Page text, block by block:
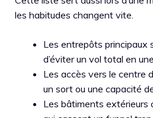
les habitudes changent vite.
Les entrepôts principaux
d’éviter un vol total en
Les accès vers le centre
un sort ou une capacité
Les bâtiments extérieurs